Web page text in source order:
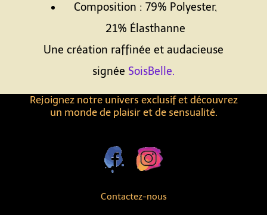
Contactez-nous
Rejoignez notre univers exclusif et découvrez
un monde de plaisir et de sensualité.
Composition : 79% Polyester,
21% Élasthanne
Une création raffinée et audacieuse
signée SoisBelle.